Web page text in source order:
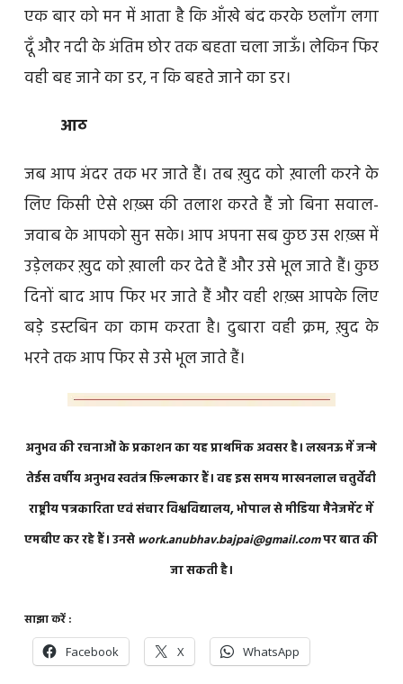
एक बार को मन में आता है कि आँखे बंद करके छलाँग लगा
दूँ और नदी के अंतिम छोर तक बहता चला जाऊँ। लेकिन फिर
वही बह जाने का डर, न कि बहते जाने का डर।
आठ
जब आप अंदर तक भर जाते हैं। तब ख़ुद को ख़ाली करने के
लिए किसी ऐसे शख़्स की तलाश करते हैं जो बिना सवाल-
जवाब के आपको सुन सके। आप अपना सब कुछ उस शख़्स में
उड़ेलकर ख़ुद को ख़ाली कर देते हैं और उसे भूल जाते हैं। कुछ
दिनों बाद आप फिर भर जाते हैं और वही शख़्स आपके लिए
बड़े डस्टबिन का काम करता है। दुबारा वही क्रम, ख़ुद के
भरने तक आप फिर से उसे भूल जाते हैं।
अनुभव की रचनाओं के प्रकाशन का यह प्राथमिक अवसर है। लखनऊ में जन्मे
तेईस वर्षीय अनुभव स्वतंत्र फ़िल्मकार हैं। वह इस समय माखनलाल चतुर्वेदी
राष्ट्रीय पत्रकारिता एवं संचार विश्वविद्यालय, भोपाल से मीडिया मैनेजमेंट में
एमबीए कर रहे हैं। उनसेwork.anubhav.bajpai@gmail.comपर बात की
जा सकती है।
साझा करें :
Facebook X WhatsApp